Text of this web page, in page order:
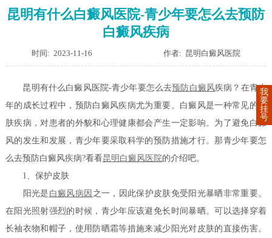
昆明有什么白癜风医院-青少年要怎么去预防
白癜风疾病
时间: 2023-11-16 作者: 昆明白癜风医院
昆明有什么白癜风医院-青少年要怎么去预防白癜风疾病？在青少
年的成长过程中，预防白癜风疾病尤为重要。白癜风是一种常见的皮
肤疾病，对患者的外貌和心理健康都会产生一定影响。为了避免白癜
风的发生和发展，青少年要采取科学的预防措施才行。那青少年要怎
么去预防白癜风疾病?看看昆明白癜风医院的介绍吧。
1、保护皮肤
阳光是 白癜风病因 之一，因此保护皮肤免受阳光暴晒非常重要。
在阳光照射强烈的时候，青少年应该避免长时间暴晒。可以选择穿着
长袖衣物和帽子，使用防晒霜等措施来减少阳光对皮肤的直接伤害。
我
要
挂
号